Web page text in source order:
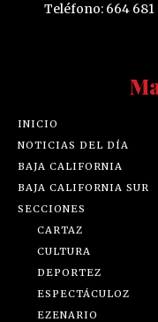
Teléfono: 664 681
INICIO
NOTICIAS DEL DÍA
BAJA CALIFORNIA
BAJA CALIFORNIA SUR
SECCIONES
CARTAZ
CULTURA
DEPORTEZ
ESPECTÁCULOZ
EZENARIO